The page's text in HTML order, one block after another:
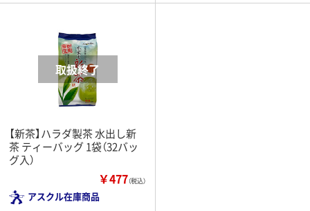
【新茶】ハラダ製茶 水出し新
茶 ティーバッグ 1袋（32バッ
グ入）
￥477（税込）
アスクル在庫商品